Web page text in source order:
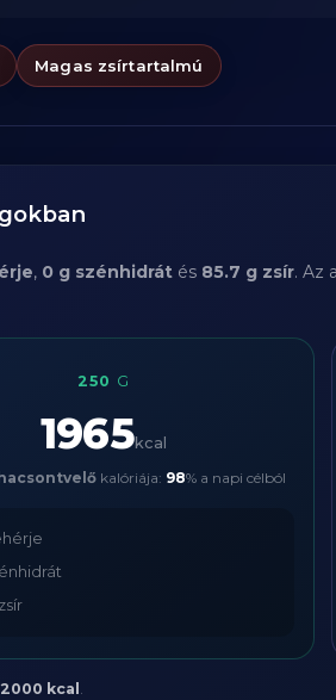
Magas zsírtartalmú
, 0 g szénhidrát és 85.7 g zsír. Az
250 G
1965kcal
kalóriája: 98% a napi célból
2000 kcal .